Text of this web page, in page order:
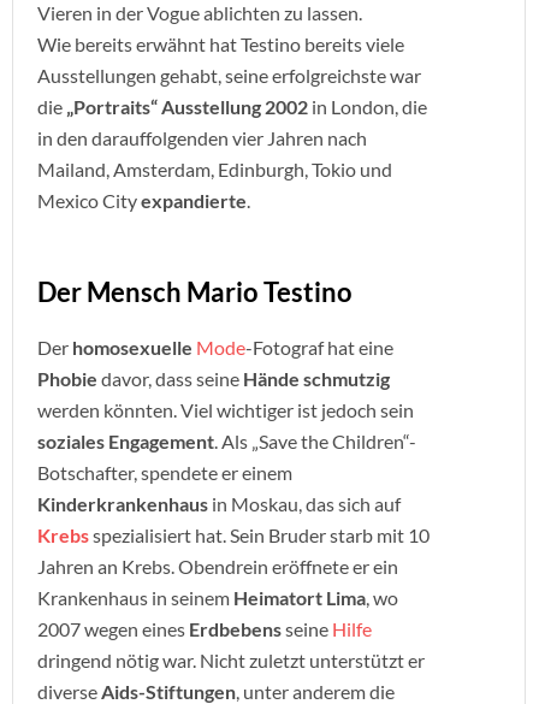
Vieren in der Vogue ablichten zu lassen.
Wie bereits erwähnt hat Testino bereits viele
Ausstellungen gehabt, seine erfolgreichste war
die „Portraits“ Ausstellung 2002 in London, die
in den darauffolgenden vier Jahren nach
Mailand, Amsterdam, Edinburgh, Tokio und
Mexico Cityexpandierte.
Der Mensch Mario Testino
Der homosexuelle Mode-Fotograf hat eine
Phobie davor, dass seine Hände schmutzig
werden könnten. Viel wichtiger ist jedoch sein
soziales Engagement. Als „Save the Children“-
Botschafter, spendete er einem
Kinderkrankenhaus in Moskau, das sich auf
Krebsspezialisiert hat. Sein Bruder starb mit 10
Jahren an Krebs. Obendrein eröffnete er ein
Krankenhaus in seinem Heimatort Lima, wo
2007 wegen eines Erdbebensseine Hilfe
dringend nötig war. Nicht zuletzt unterstützt er
diverseAids-Stiftungen, unter anderem die